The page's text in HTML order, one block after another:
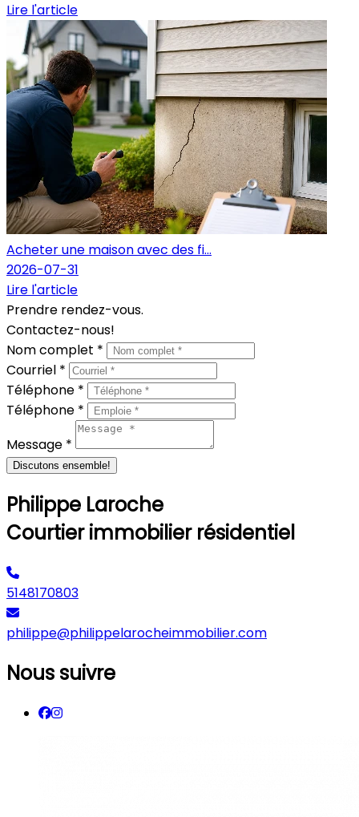
Lire l'article
Acheter une maison avec des fi...
2026-07-31
Lire l'article
Prendre rendez-vous.
Contactez-nous!
Nom complet *
Courriel *
Téléphone *
Téléphone *
Message *
Discutons ensemble!
Philippe Laroche
Courtier immobilier résidentiel
5148170803
philippe@philippelarocheimmobilier.com
Nous suivre